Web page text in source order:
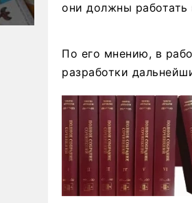
они должны работать
По его мнению, в
разработки